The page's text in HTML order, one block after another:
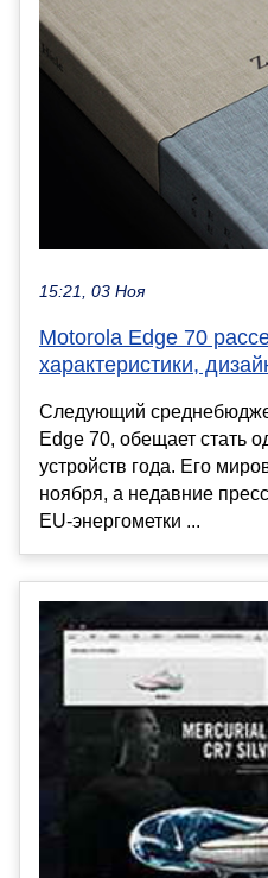
15:21, 03 Ноя
Motorola Edge 70
характеристики,
Следующий
Edge 70, обещает стать
устройств года. Его
ноября, а недавние
EU-энергометки ...